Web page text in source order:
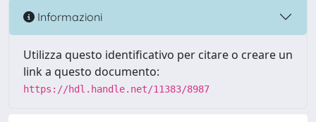
Informazioni
Utilizza questo identificativo per citare o creare un
link a questo documento:
https://hdl.handle.net/11383/8987